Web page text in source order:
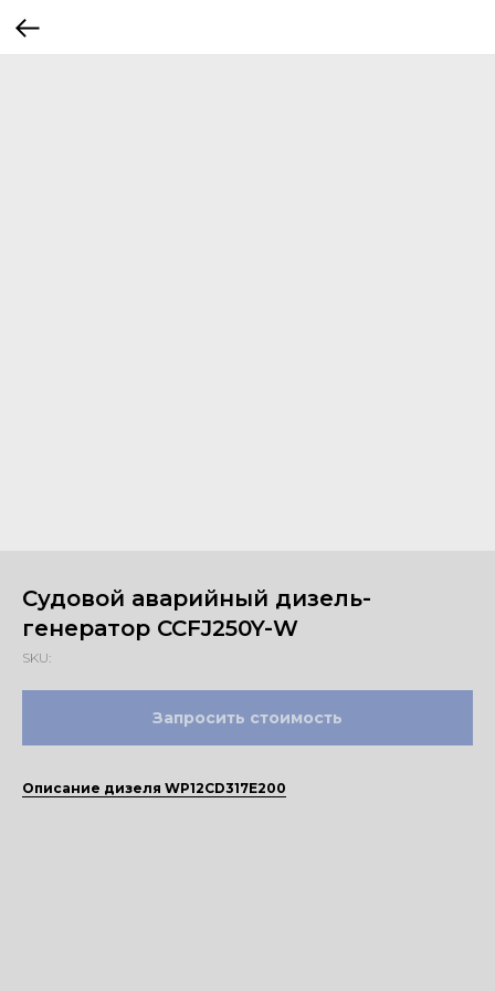
Судовой аварийный дизель-
генератор CCFJ250Y-W
SKU:
Запросить стоимость
Описание дизеля WP12CD317E200